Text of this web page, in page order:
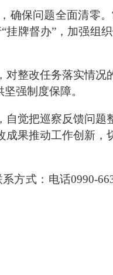
，确保问题全面清零
“挂牌督办” ，加强组
整改任务落实情况
强制度保障。
觉把巡察反馈问题
果推动工作创新，
方式：电话0990-